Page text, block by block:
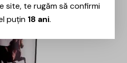
site, te rugăm să confirmi
puțin 18 ani.